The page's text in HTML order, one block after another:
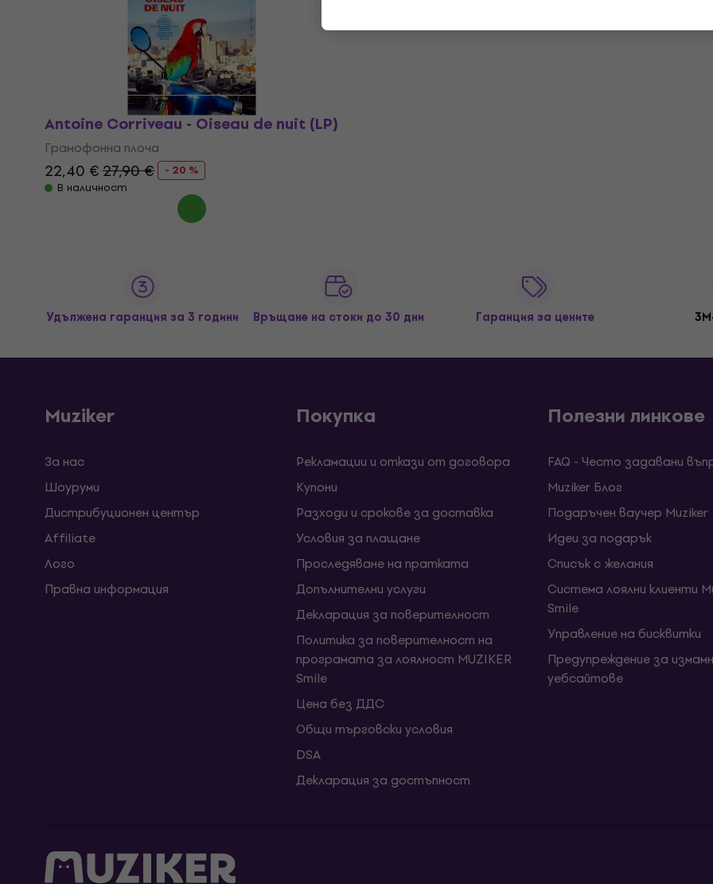
Antoine Corriveau - Oiseau de nuit (LP)
Грамофонна плоча
22,40 €27,90 €
- 20 %
В наличност
Удължена гаранция за 3 години Връщане на стоки до 30 дни Гаранция за цените
Muziker
За нас
Шоуруми
Дистрибуционен център
Affiliate
Лого
Правна информация
Покупка
Рекламации и откази от договора
Kупони
Разходи и срокове за доставка
Условия за плащане
Проследяване на пратката
Допълнителни услуги
Декларация за поверителност
Политика за поверителност на
програмата за лоялност MUZIKER
Smile
Цена без ДДС
Общи търговски условия
DSA
Декларация за достъпност
Полезни линкове
FAQ - Често задавани
Muziker Блог
Подаръчен ваучер Muziker
Идеи за подарък
Списък с желания
Система лоялни клиенти
Smile
Управление на бисквитки
Предупреждение за
уебсайтове